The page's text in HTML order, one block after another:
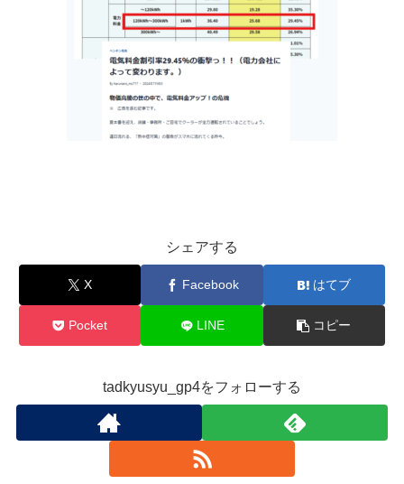
シェアする
X Facebook はてブ
Pocket LINE コピー
tadkyusyu_gp4をフォローする